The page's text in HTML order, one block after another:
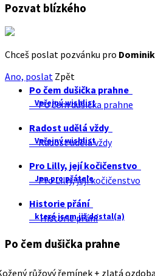
Pozvat blízkého
Chceš poslat pozvánku pro
Ano, poslat Zpět
Po čem dušička prahne
Veřejný wishlist
Po čem dušička prahne
Radost udělá vždy
Veřejný wishlist
Radost udělá vždy
Pro Lilly, její kočičenstvo
Jen pro přátele
Pro Lilly, její kočičenstvo
Historie přání
které jsem již dostal(a)
Historie přání
Po čem dušička prahne